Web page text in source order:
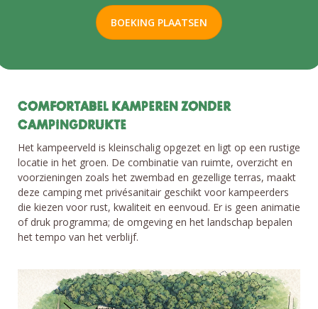
BOEKING PLAATSEN
COMFORTABEL KAMPEREN ZONDER
CAMPINGDRUKTE
Het kampeerveld is kleinschalig opgezet en ligt op een rustige
locatie in het groen. De combinatie van ruimte, overzicht en
voorzieningen zoals het zwembad en gezellige terras, maakt
deze camping met privésanitair geschikt voor kampeerders
die kiezen voor rust, kwaliteit en eenvoud. Er is geen animatie
of druk programma; de omgeving en het landschap bepalen
het tempo van het verblijf.